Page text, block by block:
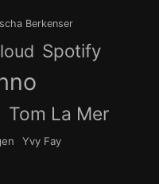
Berkenser
Spotify
Tom La Mer
Yvy Fay